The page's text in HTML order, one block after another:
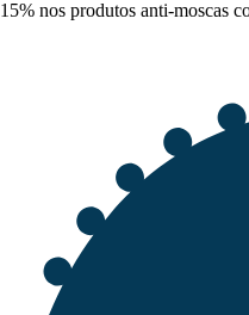
15% nos produtos anti-moscas